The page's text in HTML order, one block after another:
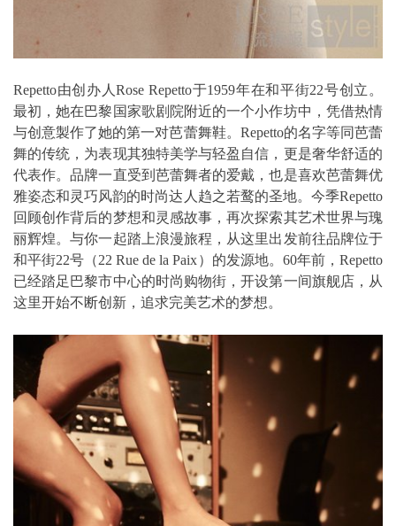
Repetto由创办人Rose Repetto于1959年在和平街22号创立。
最初，她在巴黎国家歌剧院附近的一个小作坊中，凭借热情
与创意製作了她的第一对芭蕾舞鞋。Repetto的名字等同芭蕾
舞的传统，为表现其独特美学与轻盈自信，更是奢华舒适的
代表作。品牌一直受到芭蕾舞者的爱戴，也是喜欢芭蕾舞优
雅姿态和灵巧风韵的时尚达人趋之若鹜的圣地。今季Repetto
回顾创作背后的梦想和灵感故事，再次探索其艺术世界与瑰
丽辉煌。与你一起踏上浪漫旅程，从这里出发前往品牌位于
和平街22号（22 Rue de la Paix）的发源地。60年前，Repetto
已经踏足巴黎市中心的时尚购物街，开设第一间旗舰店，从
这里开始不断创新，追求完美艺术的梦想。